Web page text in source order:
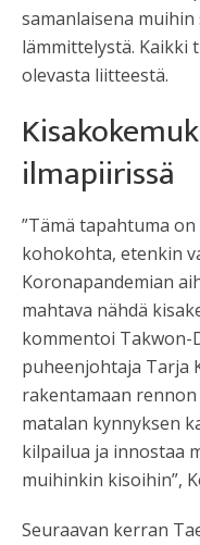
samanlaisena
lämmittelystä. Kaikki
olevasta liitteestä.
ilmapiirissä
”Tämä tapahtuma
kohokohta, etenkin
Koronapandemian
mahtava nähdä
kommentoi Takwon-
puheenjohtaja Tarja
rakentamaan
matalan kynnyksen
kilpailua ja innostaa
muihinkin kisoihin”,
Seuraavan kerran